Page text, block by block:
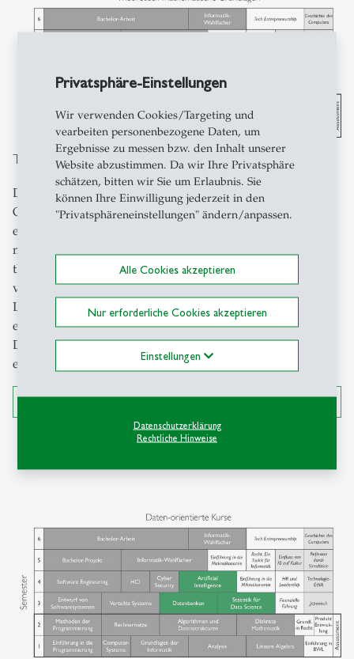
Privatsphäre-Einstellungen
Wir verwenden Cookies/Targeting und
vearbeiten personenbezogene Daten, um
Ergebnisse zu messen bzw. den Inhalt unserer
Website abzustimmen. Da wir Ihre Privatsphäre
schätzen, bitten wir Sie um Erlaubnis. Sie
können Ihre Einwilligung jederzeit in den
"Privatsphäreneinstellungen" ändern/anpassen.
Alle Cookies akzeptieren
Nur erforderliche Cookies akzeptieren
Einstellungen
Datenschutzerklärung
Rechtliche Hinweise
Theoretisch-mathematische Grundlagen
Das Erarbeiten der theoretischen und mathematischen
Grundlagen spielt insbesondere zu Beginn des Studiums
eine zentrale Rolle. Mathematik findet sich in allen
möglichen Informatik-Anwendungen wieder. Die in den
theoretisch-mathematischen Grundlagenkursen
vermittelten Konzepte und Werkzeuge sind für die
Lösung komplexer Probleme in der Informatik
erforderlich. Ebenfalls fördern sie eine strukturierte
Denkweise und ermöglichen es den Studierenden
effiziente Algorithmen zu entwickeln.
Zurück zur Übersicht